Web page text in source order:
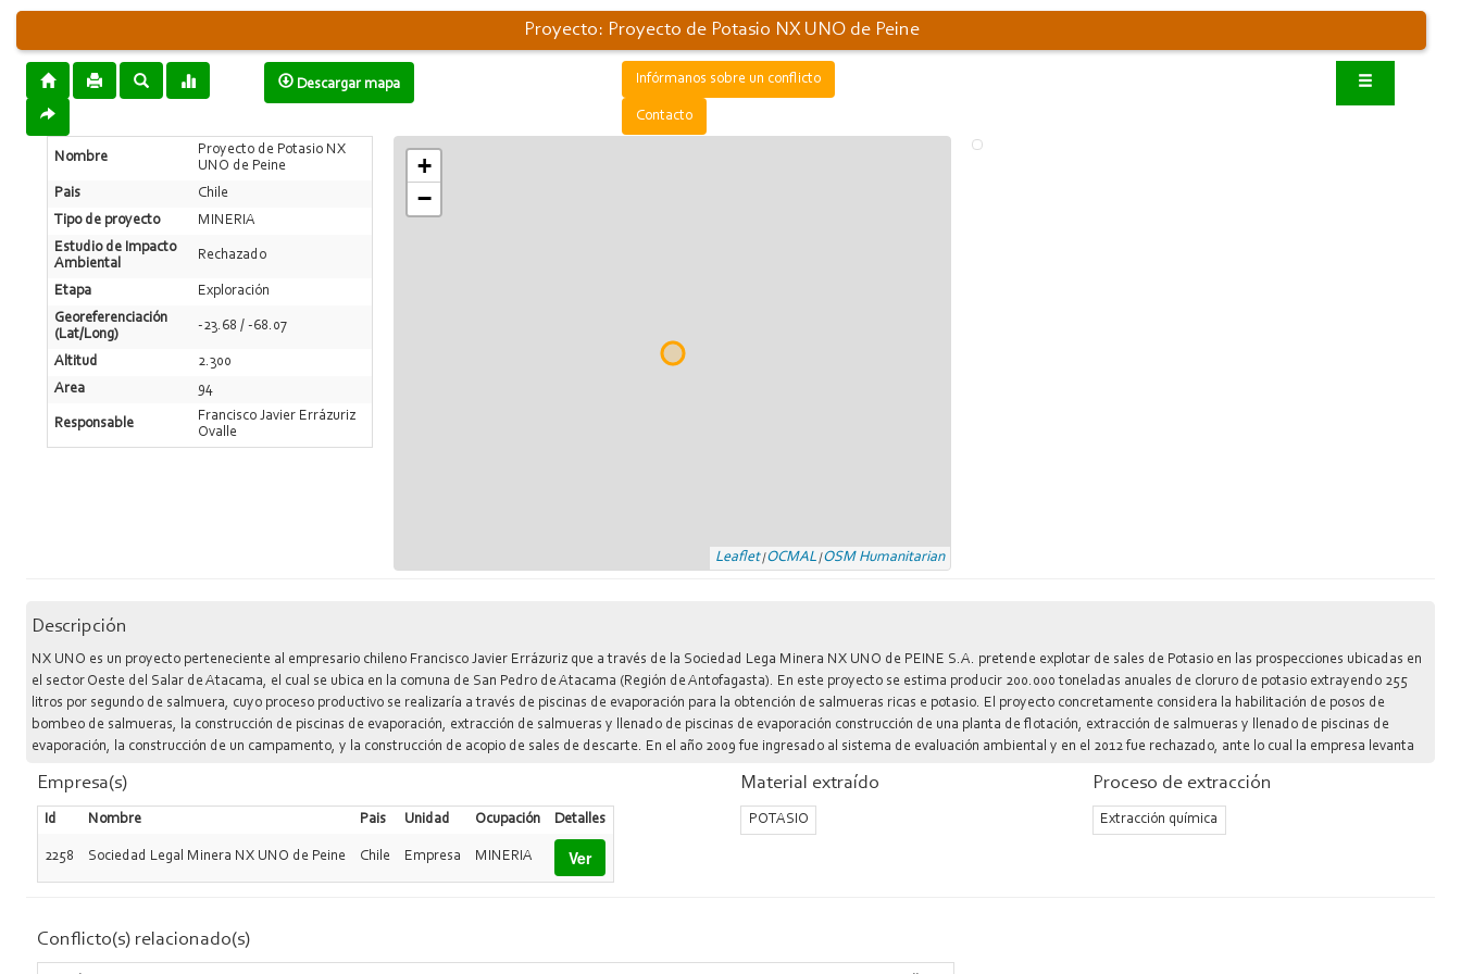
Proyecto: Proyecto de Potasio NX UNO de Peine
Descargar mapa Infórmanos sobre un conflicto
Contacto
Nombre
Proyecto de Potasio NX
UNO de Peine
Pais
Chile
Tipo de proyecto
MINERIA
Estudio de Impacto
Ambiental
Rechazado
Etapa
Exploración
Georeferenciación
(Lat/Long)
-23.68 / -68.07
Altitud
2.300
Area
94
Responsable
Francisco Javier Errázuriz
Ovalle
+
−
Leaflet|OCMAL |OSM Humanitarian
Descripción
NX UNO es un proyecto perteneciente al empresario chileno Francisco Javier Errázuriz que a través de la Sociedad Lega Minera NX UNO de PEINE S.A. pretende explotar de sales de Potasio en las prospecciones ubicadas en
el sector Oeste del Salar de Atacama, el cual se ubica en la comuna de San Pedro de Atacama (Región de Antofagasta). En este proyecto se estima producir 200.000 toneladas anuales de cloruro de potasio extrayendo 255
litros por segundo de salmuera, cuyo proceso productivo se realizaría a través de piscinas de evaporación para la obtención de salmueras ricas e potasio. El proyecto concretamente considera la habilitación de posos de
bombeo de salmueras, la construcción de piscinas de evaporación, extracción de salmueras y llenado de piscinas de evaporación construcción de una planta de flotación, extracción de salmueras y llenado de piscinas de
evaporación, la construcción de un campamento, y la construcción de acopio de sales de descarte. En el año 2009 fue ingresado al sistema de evaluación ambiental y en el 2012 fue rechazado, ante lo cual la empresa levanta
base hidrogeológica y por la falta de antecedentes suficientes para conocer los reales impactos del proyecto en la cuenca del Salar. El día 24 de Noviembre de 2017 finamente el proyecto es rechazado por unanimidad por los
miembros de la Comisión de Evaluación Ambiental de la región de Antofagasta.
Empresa(s)
Id Nombre Pais Unidad Ocupación Detalles
2258 Sociedad Legal Minera NX UNO de Peine Chile Empresa MINERIA Ver
Material extraído
POTASIO
Proceso de extracción
Extracción química
Conflicto(s) relacionado(s)